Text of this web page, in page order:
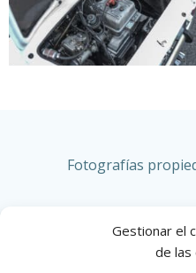
Gestionar el
de las
Fotografías